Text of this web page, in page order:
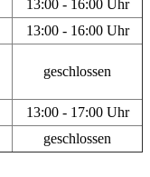
13:00 - 16:00 Uhr
13:00 - 16:00 Uhr
geschlossen
13:00 - 17:00 Uhr
geschlossen